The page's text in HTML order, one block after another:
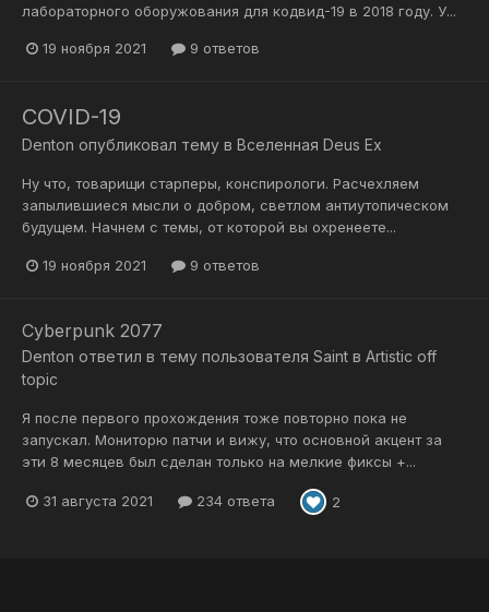
лабораторного оборужования для кодвид-19 в 2018 году. У...
19 ноября 2021 9 ответов
COVID-19
Denton опубликовал тему в Вселенная Deus Ex
Ну что, товарищи старперы, конспирологи. Расчехляем
запылившиеся мысли о добром, светлом антиутопическом
будущем. Начнем с темы, от которой вы охренеете...
19 ноября 2021 9 ответов
Cyberpunk 2077
Denton ответил в тему пользователя Saint в Artistic off
topic
Я после первого прохождения тоже повторно пока не
запускал. Мониторю патчи и вижу, что основной акцент за
эти 8 месяцев был сделан только на мелкие фиксы +...
31 августа 2021 234 ответа 2